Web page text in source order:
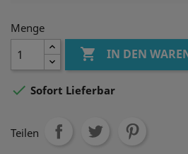
Menge
 IN DEN
 Sofort Lieferbar
Teilen